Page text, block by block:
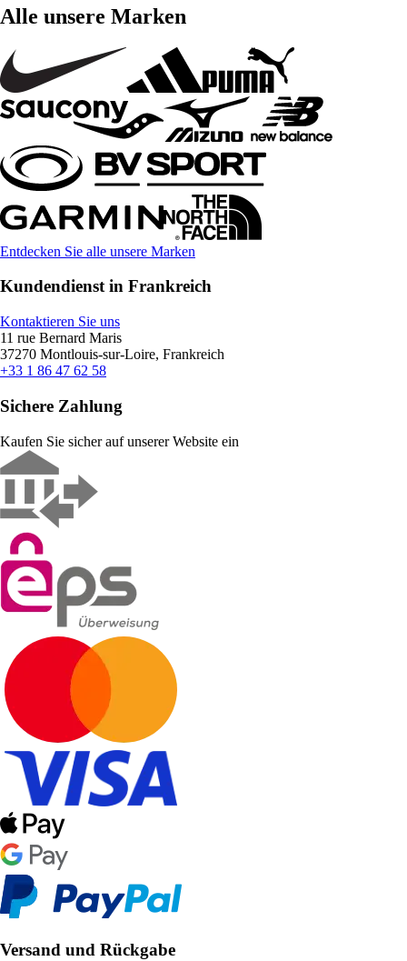
Alle unsere Marken
Entdecken Sie alle unsere Marken
Kundendienst in Frankreich
Kontaktieren Sie uns
11 rue Bernard Maris
37270 Montlouis-sur-Loire, Frankreich
+33 1 86 47 62 58
Sichere Zahlung
Kaufen Sie sicher auf unserer Website ein
Versand und Rückgabe